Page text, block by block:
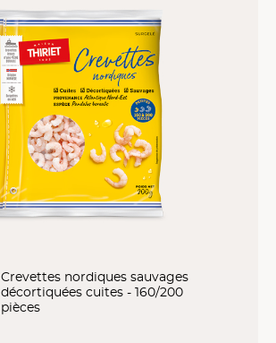
Crevettes nordiques sauvages
décortiquées cuites - 160/200
pièces